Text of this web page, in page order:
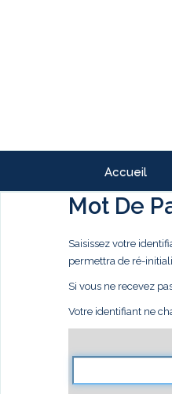
Accueil
Mot De
Saisissez votre
permettra de ré-
Si vous ne recevez
Votre identifiant ne